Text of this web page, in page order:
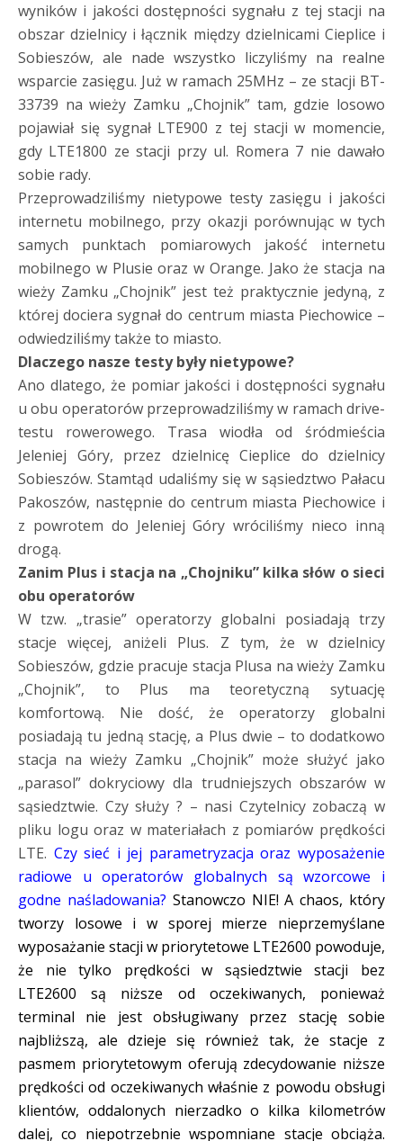
wyników i jakości dostępności sygnału z tej stacji na
obszar dzielnicy i łącznik między dzielnicami Cieplice i
Sobieszów, ale nade wszystko liczyliśmy na realne
wsparcie zasięgu. Już w ramach 25MHz – ze stacji BT-
33739 na wieży Zamku „Chojnik” tam, gdzie losowo
pojawiał się sygnał LTE900 z tej stacji w momencie,
gdy LTE1800 ze stacji przy ul. Romera 7 nie dawało
sobie rady.
Przeprowadziliśmy nietypowe testy zasięgu i jakości
internetu mobilnego, przy okazji porównując w tych
samych punktach pomiarowych jakość internetu
mobilnego w Plusie oraz w Orange. Jako że stacja na
wieży Zamku „Chojnik” jest też praktycznie jedyną, z
której dociera sygnał do centrum miasta Piechowice –
odwiedziliśmy także to miasto.
Dlaczego nasze testy były nietypowe?
Ano dlatego, że pomiar jakości i dostępności sygnału
u obu operatorów przeprowadziliśmy w ramach drive-
testu rowerowego. Trasa wiodła od śródmieścia
Jeleniej Góry, przez dzielnicę Cieplice do dzielnicy
Sobieszów. Stamtąd udaliśmy się w sąsiedztwo Pałacu
Pakoszów, następnie do centrum miasta Piechowice i
z powrotem do Jeleniej Góry wróciliśmy nieco inną
drogą.
Zanim Plus i stacja na „Chojniku” kilka słów o sieci
obu operatorów
W tzw. „trasie” operatorzy globalni posiadają trzy
stacje więcej, aniżeli Plus. Z tym, że w dzielnicy
Sobieszów, gdzie pracuje stacja Plusa na wieży Zamku
„Chojnik”, to Plus ma teoretyczną sytuację
komfortową. Nie dość, że operatorzy globalni
posiadają tu jedną stację, a Plus dwie – to dodatkowo
stacja na wieży Zamku „Chojnik” może służyć jako
„parasol” dokryciowy dla trudniejszych obszarów w
sąsiedztwie. Czy służy ? – nasi Czytelnicy zobaczą w
pliku logu oraz w materiałach z pomiarów prędkości
LTE. Czy sieć i jej parametryzacja oraz wyposażenie
radiowe u operatorów globalnych są wzorcowe i
godne naśladowania? Stanowczo NIE! A chaos, który
tworzy losowe i w sporej mierze nieprzemyślane
wyposażanie stacji w priorytetowe LTE2600 powoduje,
że nie tylko prędkości w sąsiedztwie stacji bez
LTE2600 są niższe od oczekiwanych, ponieważ
terminal nie jest obsługiwany przez stację sobie
najbliższą, ale dzieje się również tak, że stacje z
pasmem priorytetowym oferują zdecydowanie niższe
prędkości od oczekiwanych właśnie z powodu obsługi
klientów, oddalonych nierzadko o kilka kilometrów
dalej, co niepotrzebnie wspomniane stacje obciąża.